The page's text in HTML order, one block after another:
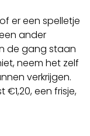
er een spelletje
ander
de gang staan
neem het zelf
verkrijgen.
€1,20, een frisje,